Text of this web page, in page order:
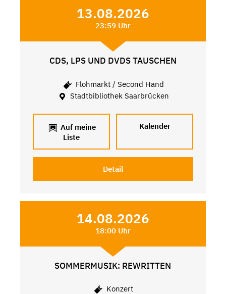
13.08.2026
23:59 Uhr
CDS, LPS UND DVDS TAUSCHEN
Flohmarkt / Second Hand
Stadtbibliothek Saarbrücken
Auf meine
Liste
Kalender
Detail
14.08.2026
18:00 Uhr
SOMMERMUSIK: REWRITTEN
Konzert